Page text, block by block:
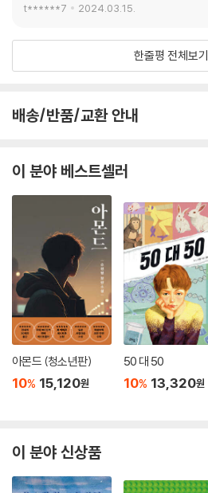
t******7 2024.03.15.
한줄평 전체보기
배송/반품/교환 안내
이 분야 베스트셀러
아몬드 (청소년판)
10% 15,120원
50 대 50
10% 13,320원
이 분야 신상품